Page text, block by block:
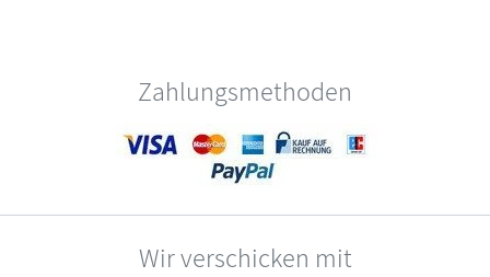
Zahlungsmethoden
Wir verschicken mit